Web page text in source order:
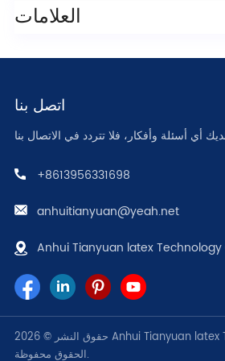
العلامات
اتصل بنا
+8613956331698
anhuitianyuan@yeah.net
Anhui Tianyuan latex Technology
حقوق النشر © 2026 Anhui Tianyuan latex Technology Co., Ltd كل
الحقوق محفوظة.